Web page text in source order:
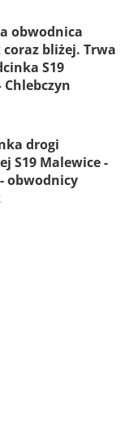
obwodnica
bliżej. Trwa
S19
Chlebczyn
drogi
S19 Malewice -
obwodnicy